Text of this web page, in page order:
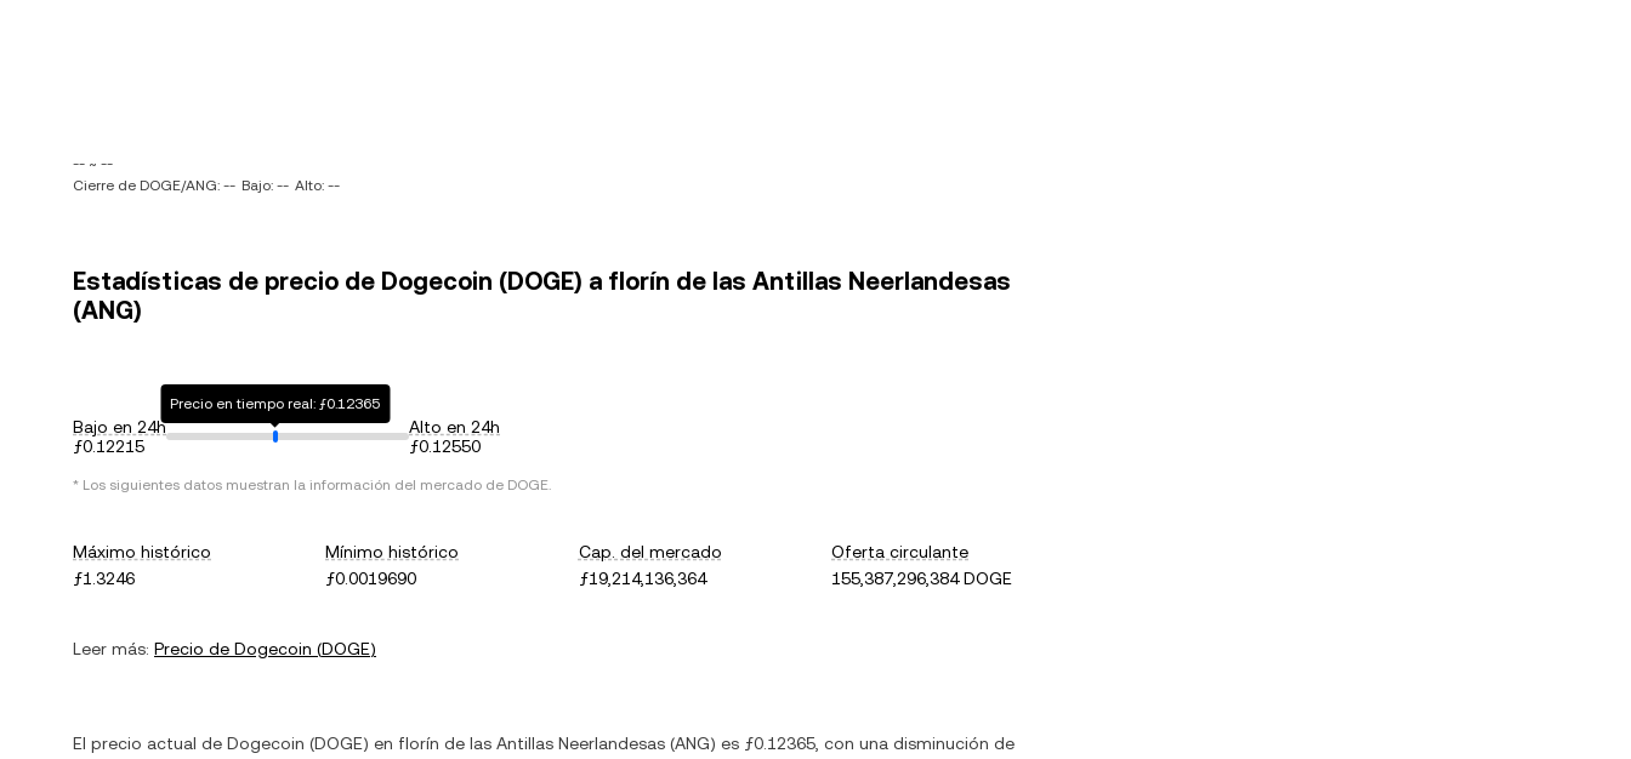
-- ~ --
Cierre de DOGE/ANG: -- Bajo: -- Alto: --
Estadísticas de precio de Dogecoin (DOGE) a florín de las Antillas Neerlandesas
(ANG)
Bajo en 24h
ƒ0.12215
Precio en tiempo real: ƒ0.12365
Alto en 24h
ƒ0.12550
* Los siguientes datos muestran la información del mercado de DOGE.
Máximo histórico
ƒ1.3246
Mínimo histórico
ƒ0.0019690
Cap. del mercado
ƒ19,214,136,364
Oferta circulante
155,387,296,384 DOGE
Leer más: Precio de Dogecoin (DOGE)
El precio actual de Dogecoin (DOGE) en florín de las Antillas Neerlandesas (ANG) es ƒ0.12365 , con una disminución de